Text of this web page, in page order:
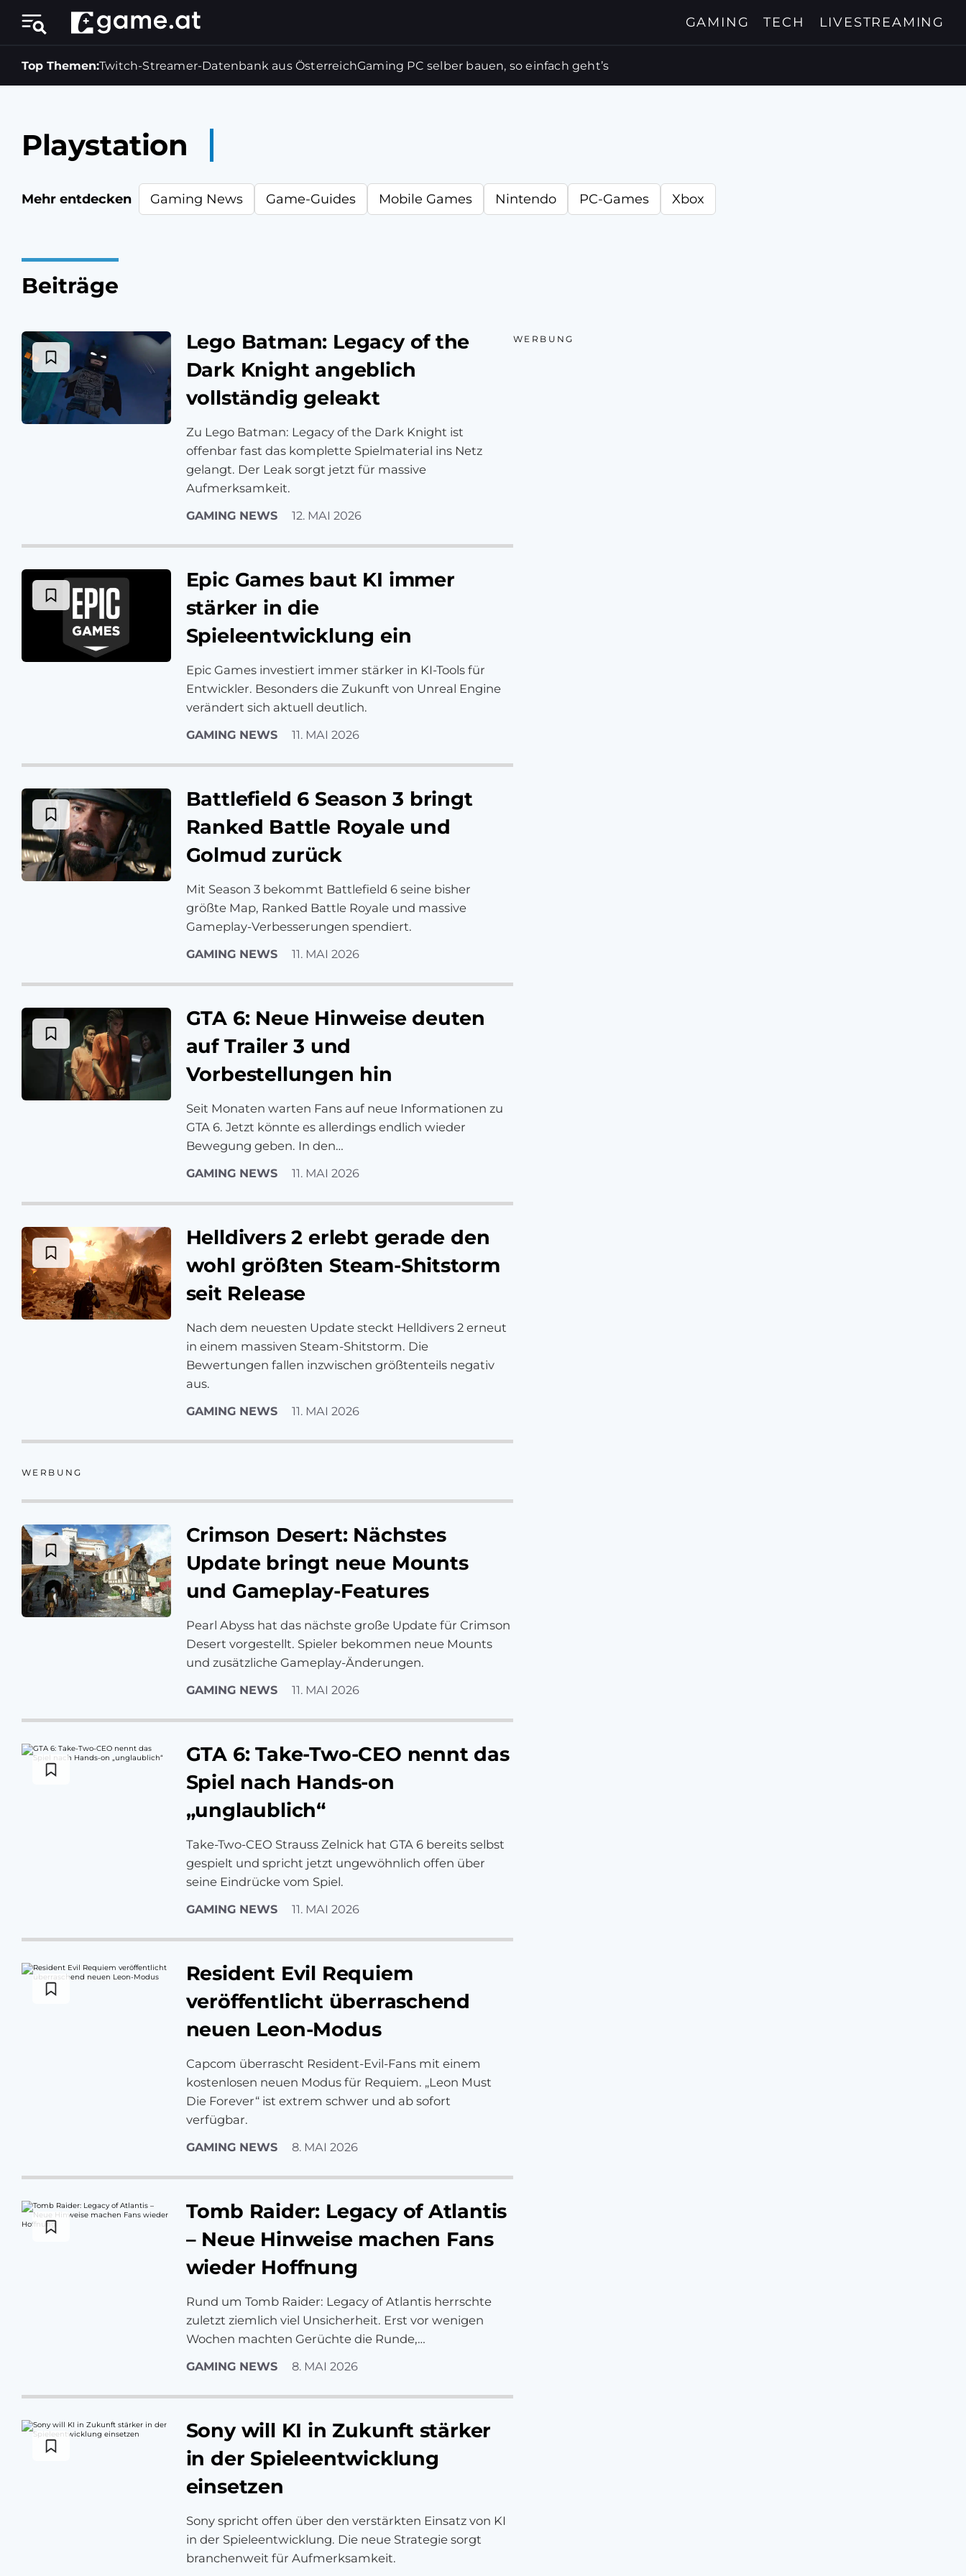
GAMING TECH LIVESTREAMING
Top Themen:Twitch-Streamer-Datenbank aus ÖsterreichGaming PC selber bauen, so einfach geht’s
Playstation
Mehr entdecken Gaming News Game-Guides Mobile Games Nintendo PC-Games Xbox
Beiträge
Lego Batman: Legacy of the
Dark Knight angeblich
vollständig geleakt
GAMING NEWS 12. MAI 2026
Zu Lego Batman: Legacy of the Dark Knight ist
offenbar fast das komplette Spielmaterial ins Netz
gelangt. Der Leak sorgt jetzt für massive
Aufmerksamkeit.
Epic Games baut KI immer
stärker in die
Spieleentwicklung ein
GAMING NEWS 11. MAI 2026
Epic Games investiert immer stärker in KI-Tools für
Entwickler. Besonders die Zukunft von Unreal Engine
verändert sich aktuell deutlich.
Battlefield 6 Season 3 bringt
Ranked Battle Royale und
Golmud zurück
GAMING NEWS 11. MAI 2026
Mit Season 3 bekommt Battlefield 6 seine bisher
größte Map, Ranked Battle Royale und massive
Gameplay-Verbesserungen spendiert.
GTA 6: Neue Hinweise deuten
auf Trailer 3 und
Vorbestellungen hin
GAMING NEWS 11. MAI 2026
Seit Monaten warten Fans auf neue Informationen zu
GTA 6. Jetzt könnte es allerdings endlich wieder
Bewegung geben. In den…
Helldivers 2 erlebt gerade den
wohl größten Steam-Shitstorm
seit Release
GAMING NEWS 11. MAI 2026
Nach dem neuesten Update steckt Helldivers 2 erneut
in einem massiven Steam-Shitstorm. Die
Bewertungen fallen inzwischen größtenteils negativ
aus.
WERBUNG
Crimson Desert: Nächstes
Update bringt neue Mounts
und Gameplay-Features
GAMING NEWS 11. MAI 2026
Pearl Abyss hat das nächste große Update für Crimson
Desert vorgestellt. Spieler bekommen neue Mounts
und zusätzliche Gameplay-Änderungen.
GTA 6: Take-Two-CEO nennt das
Spiel nach Hands-on
„unglaublich“
GAMING NEWS 11. MAI 2026
Take-Two-CEO Strauss Zelnick hat GTA 6 bereits selbst
gespielt und spricht jetzt ungewöhnlich offen über
seine Eindrücke vom Spiel.
Resident Evil Requiem
veröffentlicht überraschend
neuen Leon-Modus
GAMING NEWS 8. MAI 2026
Capcom überrascht Resident-Evil-Fans mit einem
kostenlosen neuen Modus für Requiem. „Leon Must
Die Forever“ ist extrem schwer und ab sofort
verfügbar.
Tomb Raider: Legacy of Atlantis
– Neue Hinweise machen Fans
wieder Hoffnung
GAMING NEWS 8. MAI 2026
Rund um Tomb Raider: Legacy of Atlantis herrschte
zuletzt ziemlich viel Unsicherheit. Erst vor wenigen
Wochen machten Gerüchte die Runde,…
Sony will KI in Zukunft stärker
in der Spieleentwicklung
einsetzen
Sony spricht offen über den verstärkten Einsatz von KI
in der Spieleentwicklung. Die neue Strategie sorgt
branchenweit für Aufmerksamkeit.
WERBUNG